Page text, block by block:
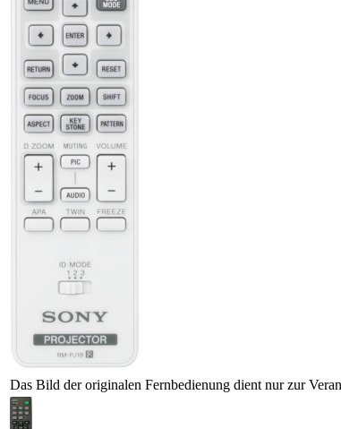
Das Bild der originalen Fernbedienung dient nur zur